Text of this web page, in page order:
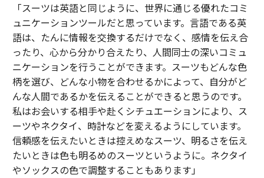
「スーツは英語と同じように、世界に通じる優れたコミ
ュニケーションツールだと思っています。言語である英
語は、たんに情報を交換するだけでなく、感情を伝え合
ったり、心から分かり合えたり、人間同士の深いコミュ
ニケーションを行うことができます。スーツもどんな色
柄を選び、どんな小物を合わせるかによって、自分がど
んな人間であるかを伝えることができると思うのです。
私はお会いする相手や赴くシチュエーションにより、ス
ーツやネクタイ、時計などを変えるようにしています。
信頼感を伝えたいときは控えめなスーツ、明るさを伝え
たいときは色も明るめのスーツというように。ネクタイ
やソックスの色で調整することもあります」